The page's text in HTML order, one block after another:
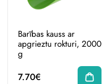
Barības kauss ar
apgrieztu rokturi, 2000
g
7.70€